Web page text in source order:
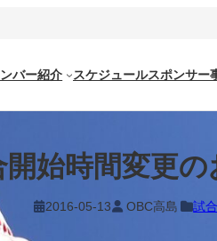
バー紹介 スケジュールスポンサー
開始時間変更
2016-05-13 OBC高島 試